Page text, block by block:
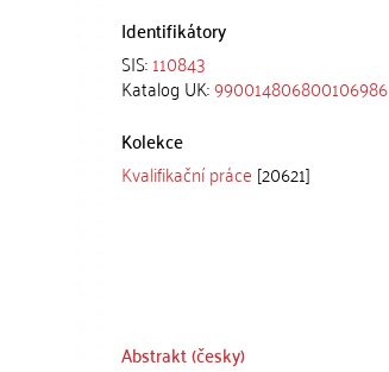
Identifikátory
SIS:110843
Katalog UK:990014806800106986
Kolekce
Kvalifikační práce [20621]
Abstrakt (česky)